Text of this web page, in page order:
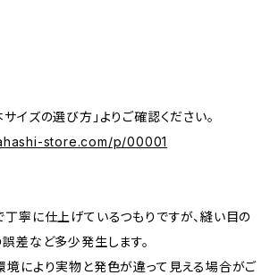
イズの選び方」よりご確認ください。
store.com/p/00001
丁寧に仕上げているつもりですが、縫い目の
差など多少発生します。
境により実物と発色が違って見える場合がご